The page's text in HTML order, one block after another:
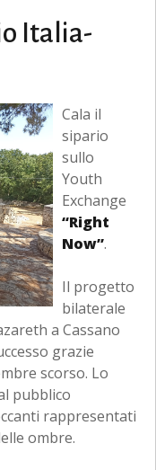
Italia-
Cala il
sipario
sullo
Youth
Exchange
“Right
Now”.
Il progetto
bilaterale
a Cassano
grazie
scorso. Lo
pubblico
rappresentati
ombre.